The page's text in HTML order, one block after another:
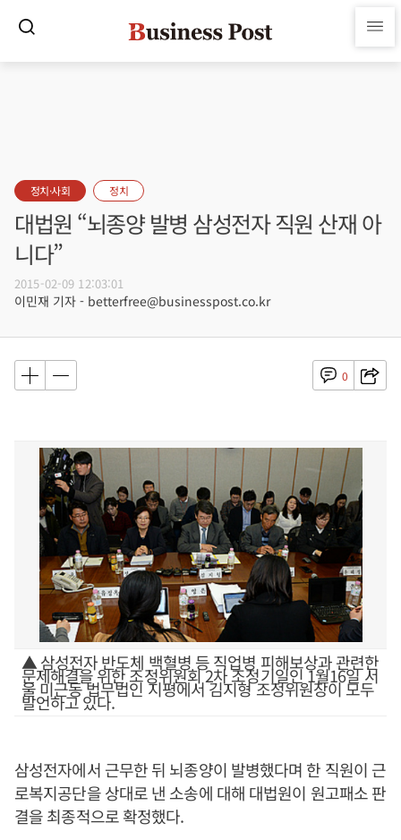
정치·사회 정치
대법원 “뇌종양 발병 삼성전자 직원 산재 아
니다”
2015-02-09 12:03:01
이민재 기자 - betterfree@businesspost.co.kr
0
▲ 삼성전자 반도체 백혈병 등 직업병 피해보상과 관련한
문제해결을 위한 조정위원회 2차 조정기일인 1월16일 서
울 미근동 법무법인 지평에서 김지형 조정위원장이 모두
발언하고 있다.
삼성전자에서 근무한 뒤 뇌종양이 발병했다며 한 직원이 근
로복지공단을 상대로 낸 소송에 대해 대법원이 원고패소 판
결을 최종적으로 확정했다.